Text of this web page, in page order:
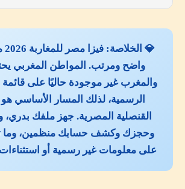
واضح ومرتب. المواطن المغربي
الرسمية، لذلك المسار الأساسي هو
القنصلية المصرية. جهز ملفك
وحجزك وكشف حسابك منظمين، وما
على معلومات غير رسمية أو